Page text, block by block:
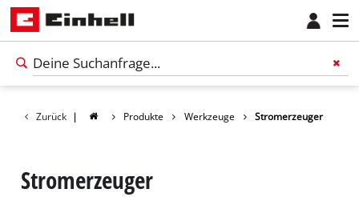
Zurück | Produkte Werkzeuge Stromerzeuger
Stromerzeuger